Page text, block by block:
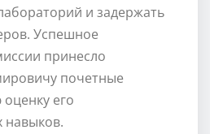
и задержать
Успешное
принесло
почетные
его
навыков.